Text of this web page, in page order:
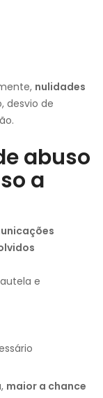
nulidades
desvio de
abuso
a
e
maior a chance